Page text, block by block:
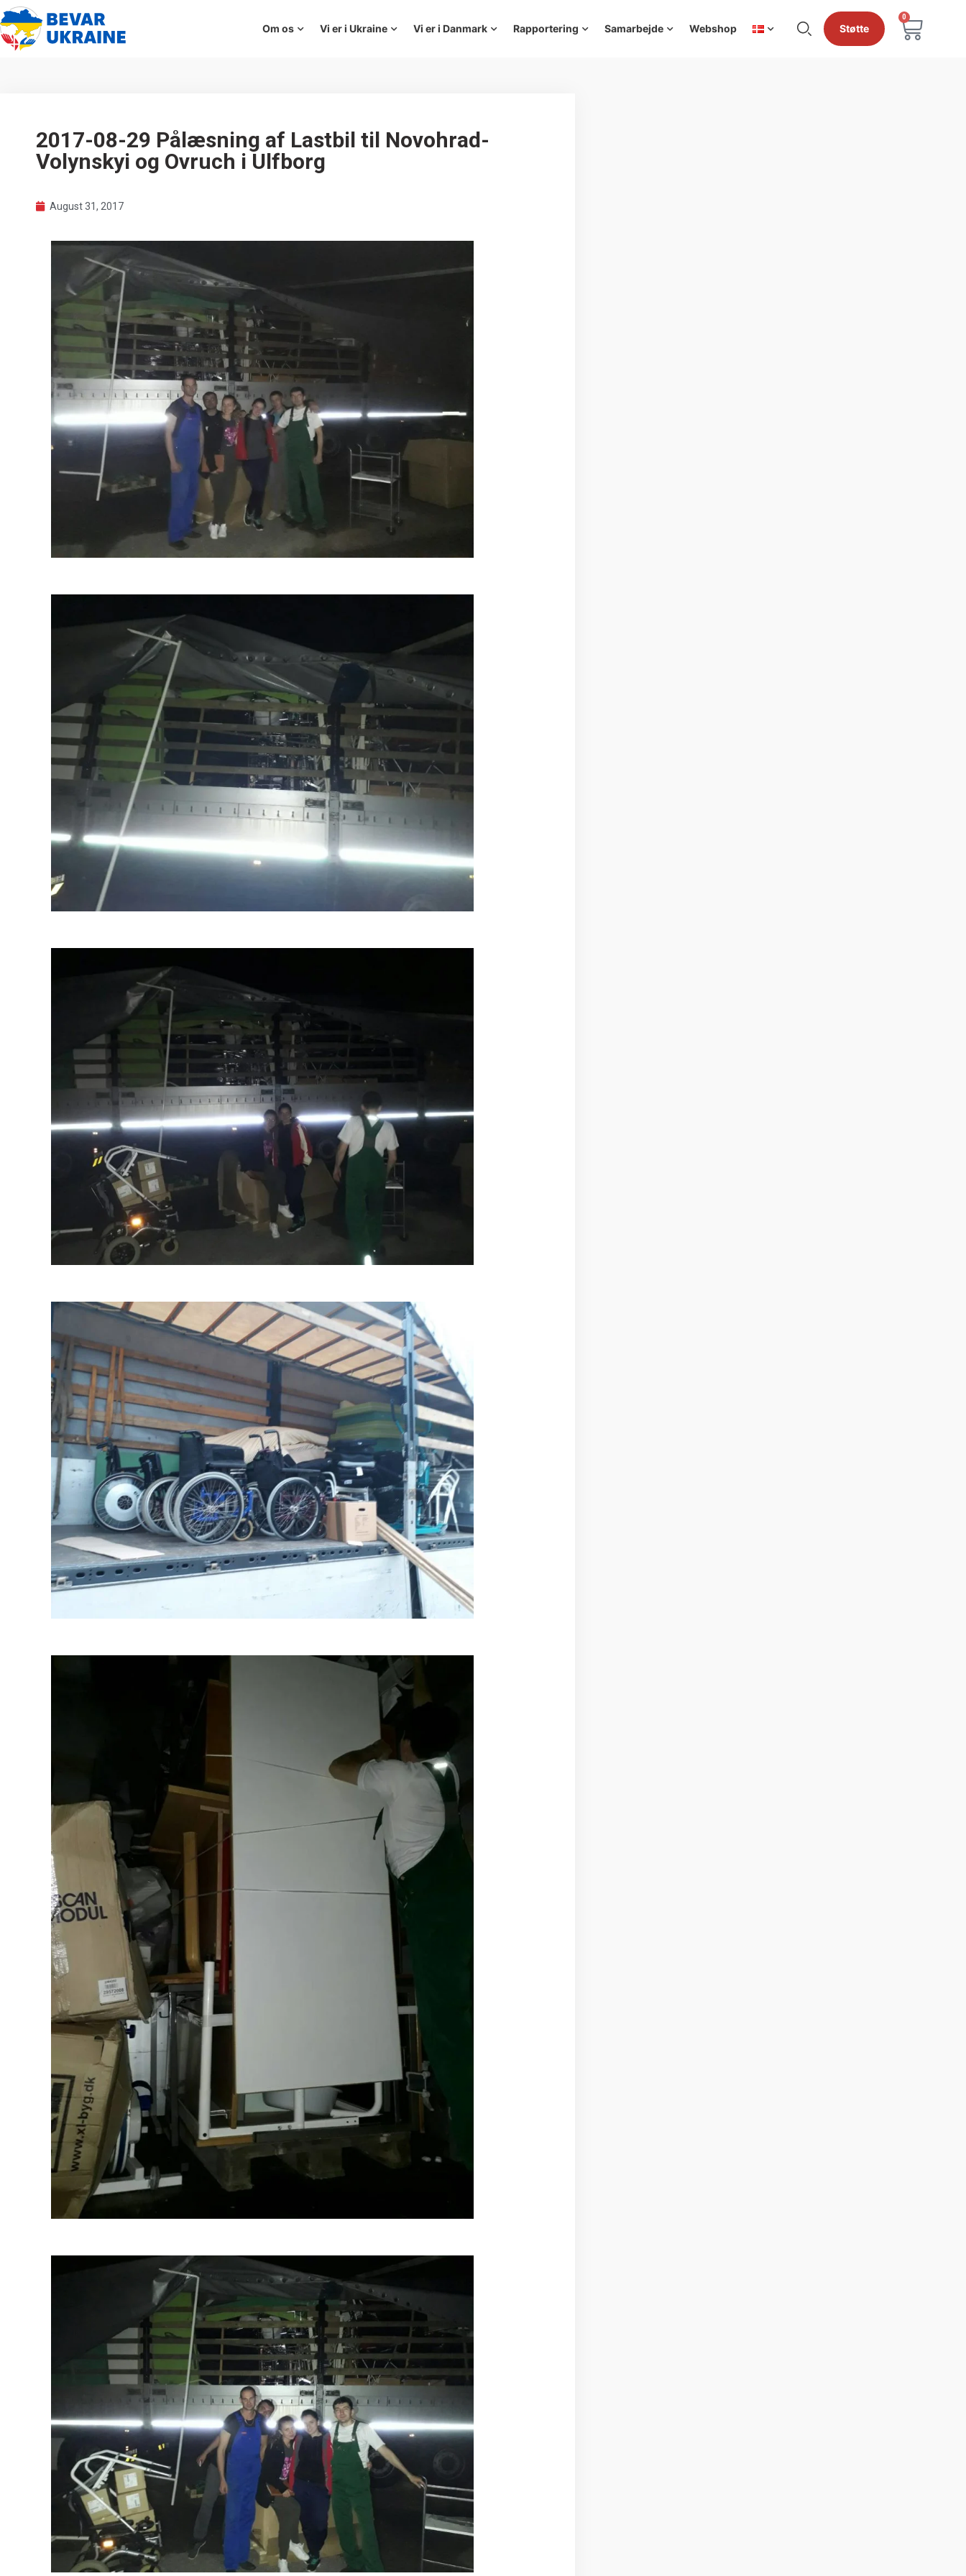
Om os Vi er i Ukraine Vi er i Danmark Rapportering Samarbejde Webshop Støtte
0
2017-08-29 Pålæsning af Lastbil til Novohrad-
Volynskyi og Ovruch i Ulfborg
August 31, 2017